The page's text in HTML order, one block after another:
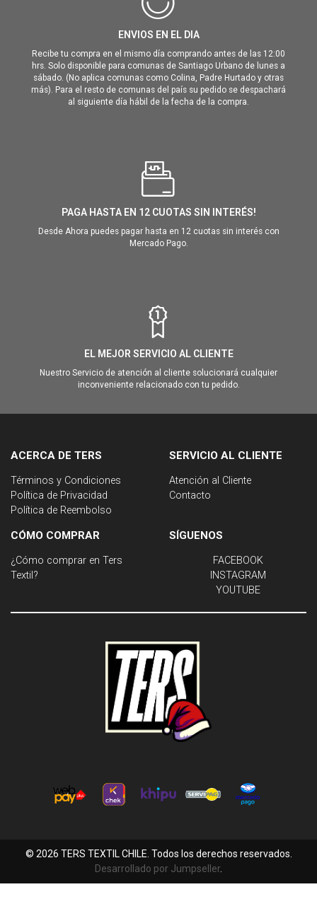
ENVIOS EN EL DIA
Recibe tu compra en el mismo día comprando antes de las 12:00
hrs. Solo disponible para comunas de Santiago Urbano de lunes a
sábado. (No aplica comunas como Colina, Padre Hurtado y otras
más). Para el resto de comunas del país su pedido se despachará
al siguiente día hábil de la fecha de la compra.
PAGA HASTA EN 12 CUOTAS SIN INTERÉS!
Desde Ahora puedes pagar hasta en 12 cuotas sin interés con
Mercado Pago.
EL MEJOR SERVICIO AL CLIENTE
Nuestro Servicio de atención al cliente solucionará cualquier
inconveniente relacionado con tu pedido.
ACERCA DE TERS
Términos y Condiciones
Política de Privacidad
Política de Reembolso
SERVICIO AL CLIENTE
Atención al Cliente
Contacto
CÓMO COMPRAR
¿Cómo comprar en Ters
Textil?
SÍGUENOS
FACEBOOK
INSTAGRAM
YOUTUBE
© 2026 TERS TEXTIL CHILE. Todos los derechos reservados.
Desarrollado por Jumpseller.